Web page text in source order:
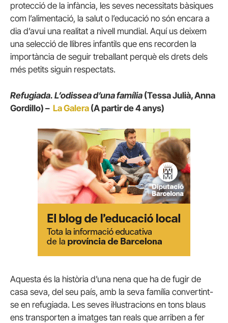
protecció de la infància, les seves necessitats bàsiques
com l’alimentació, la salut o l’educació no són encara a
dia d’avui una realitat a nivell mundial. Aquí us deixem
una selecció de llibres infantils que ens recorden la
importància de seguir treballant perquè els drets dels
més petits siguin respectats.
Refugiada. L’odissea d’una família (Tessa Julià, Anna
Gordillo) – La Galera (A partir de 4 anys)
Aquesta és la història d’una nena que ha de fugir de
casa seva, del seu país, amb la seva família convertint-
se en refugiada. Les seves il·lustracions en tons blaus
ens transporten a imatges tan reals que arriben a fer